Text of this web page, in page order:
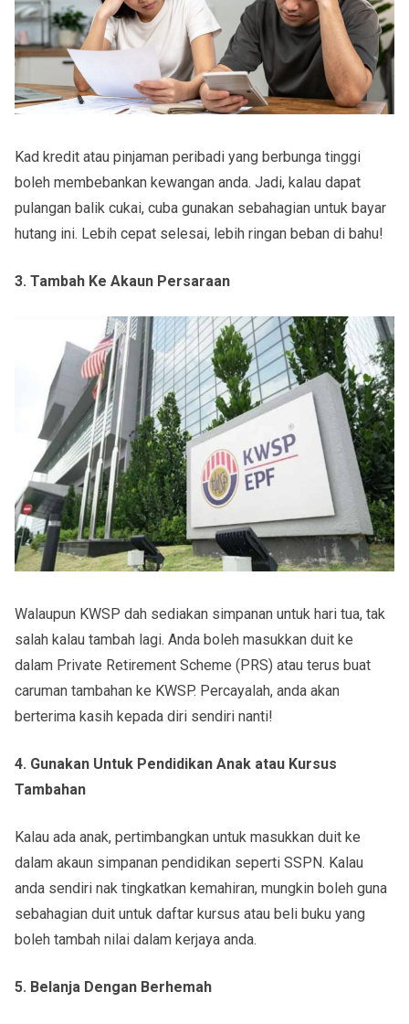
Kad kredit atau pinjaman peribadi yang berbunga tinggi
boleh membebankan kewangan anda. Jadi, kalau dapat
pulangan balik cukai, cuba gunakan sebahagian untuk bayar
hutang ini. Lebih cepat selesai, lebih ringan beban di bahu!
3. Tambah Ke Akaun Persaraan
Walaupun KWSP dah sediakan simpanan untuk hari tua, tak
salah kalau tambah lagi. Anda boleh masukkan duit ke
dalam Private Retirement Scheme (PRS) atau terus buat
caruman tambahan ke KWSP. Percayalah, anda akan
berterima kasih kepada diri sendiri nanti!
4. Gunakan Untuk Pendidikan Anak atau Kursus
Tambahan
Kalau ada anak, pertimbangkan untuk masukkan duit ke
dalam akaun simpanan pendidikan seperti SSPN. Kalau
anda sendiri nak tingkatkan kemahiran, mungkin boleh guna
sebahagian duit untuk daftar kursus atau beli buku yang
boleh tambah nilai dalam kerjaya anda.
5. Belanja Dengan Berhemah